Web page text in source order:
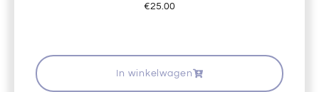
€25.00
In winkelwagen